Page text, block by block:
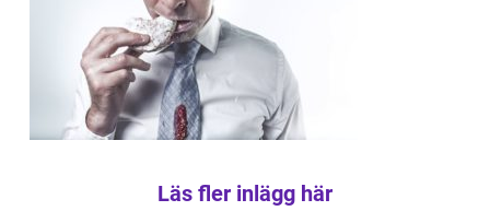
Läs fler inlägg här